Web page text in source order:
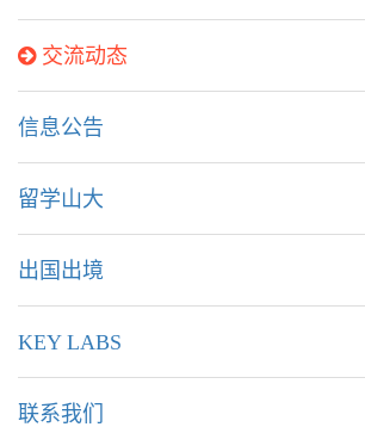
交流动态
信息公告
留学山大
出国出境
KEY LABS
联系我们